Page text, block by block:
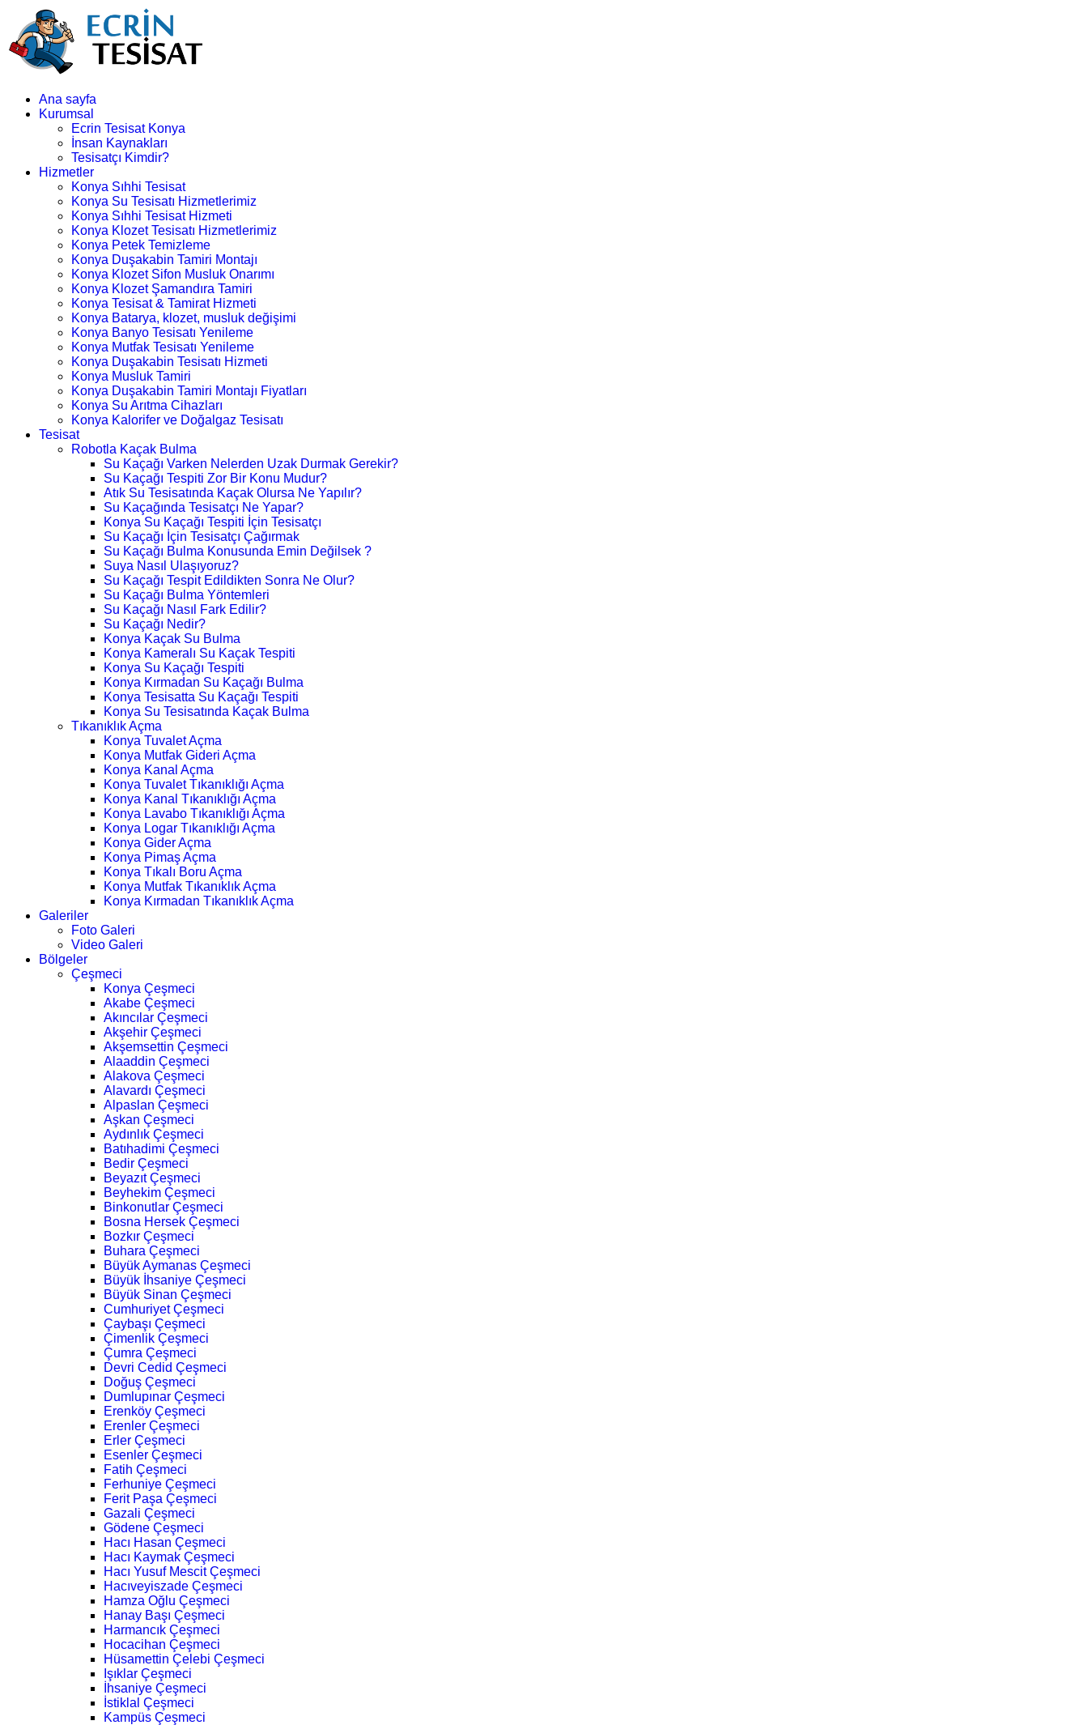
Ana sayfa
Kurumsal
Ecrin Tesisat Konya
İnsan Kaynakları
Tesisatçı Kimdir?
Hizmetler
Konya Sıhhi Tesisat
Konya Su Tesisatı Hizmetlerimiz
Konya Sıhhi Tesisat Hizmeti
Konya Klozet Tesisatı Hizmetlerimiz
Konya Petek Temizleme
Konya Duşakabin Tamiri Montajı
Konya Klozet Sifon Musluk Onarımı
Konya Klozet Şamandıra Tamiri
Konya Tesisat & Tamirat Hizmeti
Konya Batarya, klozet, musluk değişimi
Konya Banyo Tesisatı Yenileme
Konya Mutfak Tesisatı Yenileme
Konya Duşakabin Tesisatı Hizmeti
Konya Musluk Tamiri
Konya Duşakabin Tamiri Montajı Fiyatları
Konya Su Arıtma Cihazları
Konya Kalorifer ve Doğalgaz Tesisatı
Tesisat
Robotla Kaçak Bulma
Su Kaçağı Varken Nelerden Uzak Durmak Gerekir?
Su Kaçağı Tespiti Zor Bir Konu Mudur?
Atık Su Tesisatında Kaçak Olursa Ne Yapılır?
Su Kaçağında Tesisatçı Ne Yapar?
Konya Su Kaçağı Tespiti İçin Tesisatçı
Su Kaçağı İçin Tesisatçı Çağırmak
Su Kaçağı Bulma Konusunda Emin Değilsek ?
Suya Nasıl Ulaşıyoruz?
Su Kaçağı Tespit Edildikten Sonra Ne Olur?
Su Kaçağı Bulma Yöntemleri
Su Kaçağı Nasıl Fark Edilir?
Su Kaçağı Nedir?
Konya Kaçak Su Bulma
Konya Kameralı Su Kaçak Tespiti
Konya Su Kaçağı Tespiti
Konya Kırmadan Su Kaçağı Bulma
Konya Tesisatta Su Kaçağı Tespiti
Konya Su Tesisatında Kaçak Bulma
Tıkanıklık Açma
Konya Tuvalet Açma
Konya Mutfak Gideri Açma
Konya Kanal Açma
Konya Tuvalet Tıkanıklığı Açma
Konya Kanal Tıkanıklığı Açma
Konya Lavabo Tıkanıklığı Açma
Konya Logar Tıkanıklığı Açma
Konya Gider Açma
Konya Pimaş Açma
Konya Tıkalı Boru Açma
Konya Mutfak Tıkanıklık Açma
Konya Kırmadan Tıkanıklık Açma
Galeriler
Foto Galeri
Video Galeri
Bölgeler
Çeşmeci
Konya Çeşmeci
Akabe Çeşmeci
Akıncılar Çeşmeci
Akşehir Çeşmeci
Akşemsettin Çeşmeci
Alaaddin Çeşmeci
Alakova Çeşmeci
Alavardı Çeşmeci
Alpaslan Çeşmeci
Aşkan Çeşmeci
Aydınlık Çeşmeci
Batıhadimi Çeşmeci
Bedir Çeşmeci
Beyazıt Çeşmeci
Beyhekim Çeşmeci
Binkonutlar Çeşmeci
Bosna Hersek Çeşmeci
Bozkır Çeşmeci
Buhara Çeşmeci
Büyük Aymanas Çeşmeci
Büyük İhsaniye Çeşmeci
Büyük Sinan Çeşmeci
Cumhuriyet Çeşmeci
Çaybaşı Çeşmeci
Çimenlik Çeşmeci
Çumra Çeşmeci
Devri Cedid Çeşmeci
Doğuş Çeşmeci
Dumlupınar Çeşmeci
Erenköy Çeşmeci
Erenler Çeşmeci
Erler Çeşmeci
Esenler Çeşmeci
Fatih Çeşmeci
Ferhuniye Çeşmeci
Ferit Paşa Çeşmeci
Gazali Çeşmeci
Gödene Çeşmeci
Hacı Hasan Çeşmeci
Hacı Kaymak Çeşmeci
Hacı Yusuf Mescit Çeşmeci
Hacıveyiszade Çeşmeci
Hamza Oğlu Çeşmeci
Hanay Başı Çeşmeci
Harmancık Çeşmeci
Hocacihan Çeşmeci
Hüsamettin Çelebi Çeşmeci
Işıklar Çeşmeci
İhsaniye Çeşmeci
İstiklal Çeşmeci
Kampüs Çeşmeci